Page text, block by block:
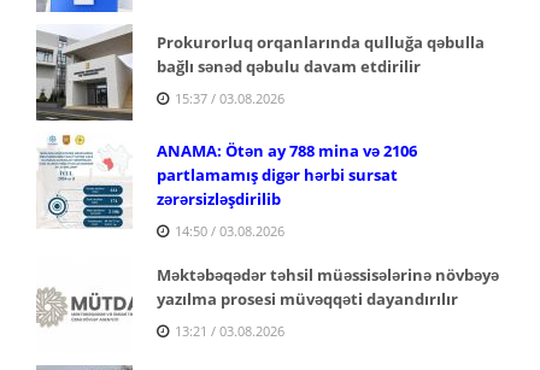
Prokurorluq orqanlarında qulluğa qəbulla
bağlı sənəd qəbulu davam etdirilir
15:37 / 03.08.2026
ANAMA: Ötən ay 788 mina və 2106
partlamamış digər hərbi sursat
zərərsizləşdirilib
14:50 / 03.08.2026
Məktəbəqədər təhsil müəssisələrinə növbəyə
yazılma prosesi müvəqqəti dayandırılır
13:21 / 03.08.2026